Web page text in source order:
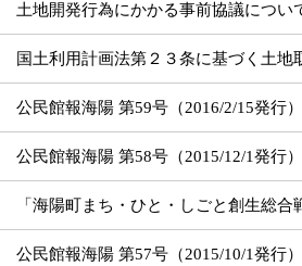
土地開発行為にかかる事前協議につい
国土利用計画法第２３条に基づく土地
公民館報海陽 第59号（2016/2/15発行）
公民館報海陽 第58号（2015/12/1発行）
公民館報海陽 第57号（2015/10/1発行）